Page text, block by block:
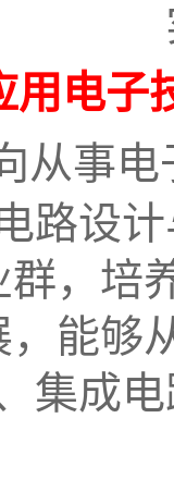
用电子
从事
路设
，培
能够
集成